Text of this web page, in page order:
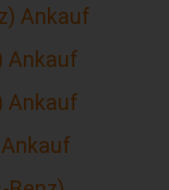
Ankauf
Ankauf
Ankauf